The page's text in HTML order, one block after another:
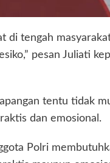
di tengah
pesan Juliati
tentu tidak
dan emosional.
Polri